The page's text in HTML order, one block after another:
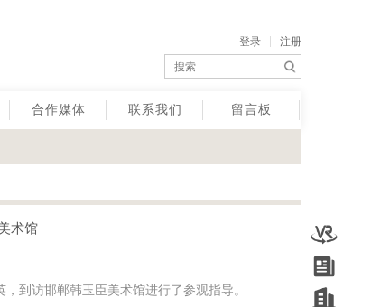
登录 注册
合作媒体 联系我们 留言板
术馆
访邯郸韩玉臣美术馆进行了参观指导。